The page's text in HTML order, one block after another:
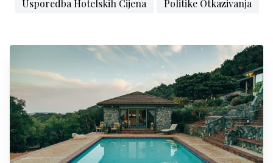
Usporedba Hotelskih Cijena
Politike Otkazivanja